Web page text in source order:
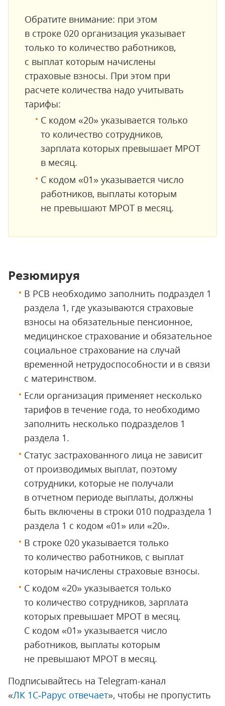
Обратите внимание: при этом
в строке 020 организация указывает
только то количество работников,
с выплат которым начислены
страховые взносы. При этом при
расчете количества надо учитывать
тарифы:
С кодом «20» указывается только
то количество сотрудников,
зарплата которых превышает МРОТ
в месяц.
С кодом «01» указывается число
работников, выплаты которым
не превышают МРОТ в месяц.
Резюмируя
В РСВ необходимо заполнить подраздел 1
раздела 1, где указываются страховые
взносы на обязательные пенсионное,
медицинское страхование и обязательное
социальное страхование на случай
временной нетрудоспособности и в связи
с материнством.
Если организация применяет несколько
тарифов в течение года, то необходимо
заполнить несколько подразделов 1
раздела 1.
Статус застрахованного лица не зависит
от производимых выплат, поэтому
сотрудники, которые не получали
в отчетном периоде выплаты, должны
быть включены в строки 010 подраздела 1
раздела 1 с кодом «01» или «20».
В строке 020 указывается только
то количество работников, с выплат
которым начислены страховые взносы.
С кодом «20» указывается только
то количество сотрудников, зарплата
которых превышает МРОТ в месяц.
С кодом «01» указывается число
работников, выплаты которым
не превышают МРОТ в месяц.
Подписывайтесь на Telegram-канал
«ЛК 1С‑Рарус отвечает», чтобы не пропустить